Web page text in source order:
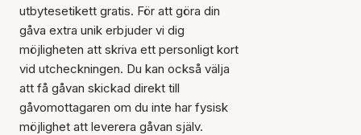
utbytesetikett gratis. För att göra din
gåva extra unik erbjuder vi dig
möjligheten att skriva ett personligt kort
vid utcheckningen. Du kan också välja
att få gåvan skickad direkt till
gåvomottagaren om du inte har fysisk
möjlighet att leverera gåvan själv.